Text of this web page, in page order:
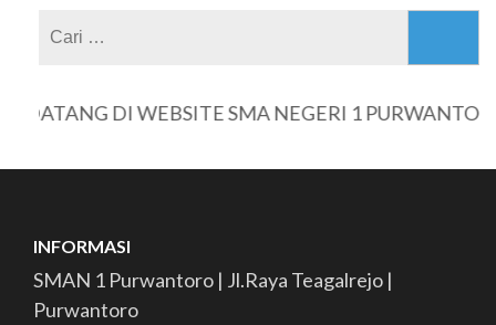
DI WEBSITE SMA NEGERI 1 PURWANTORO
INFORMASI
SMAN 1 Purwantoro | Jl.Raya Teagalrejo |
Purwantoro